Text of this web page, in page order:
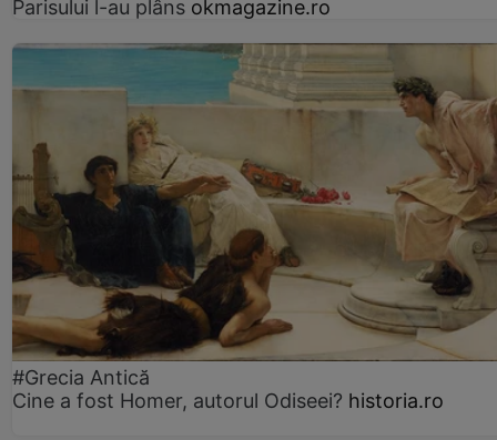
Parisului l-au plâns okmagazine.ro
#Grecia Antică
Cine a fost Homer, autorul Odiseei? historia.ro